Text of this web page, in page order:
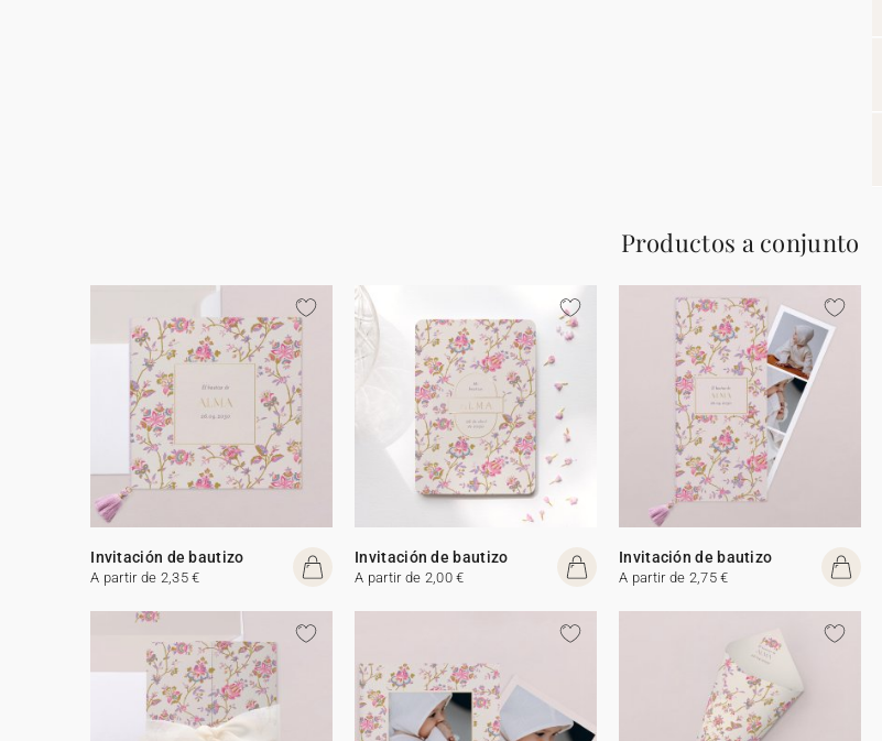
Productos a conjunto
Invitación de bautizo
A partir de 2,35 €
Invitación de bautizo
A partir de 2,00 €
Invitación de bautizo
A partir de 2,75 €